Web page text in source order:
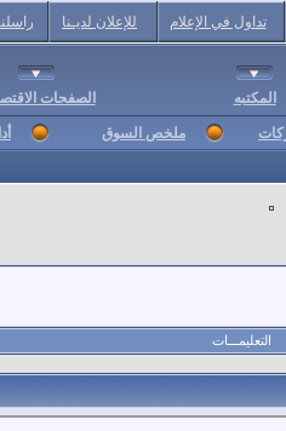
تداول في الإعلام للإعلان لديـنا
المكتبه الصفحات
ملخص السوق
التعليمـــات